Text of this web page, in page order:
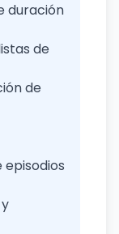
duración
de
de
episodios